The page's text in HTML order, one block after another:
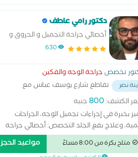
دكتور رامي عاطف
أخصائي جراحة التجميل و الحروق و
الوجه و الفكين 630
تخصص جراحة الوجه والفكين
نصر
تقاطع شارع يوسف عباس مع
...
الكشف:800جنيه
بخبرة في إجراءات تجميل الوجه، الجراحات
وعلاج بقع الجلد التخصص: أخصائي جراحة
والحروق والوجه والفكين. الخدمات: جراحات
الوجه، تجميل الأنف، علاج بقع الجلد، وجراحات
متاح بكرة من 8:00 مساءً مواعيد الحجز